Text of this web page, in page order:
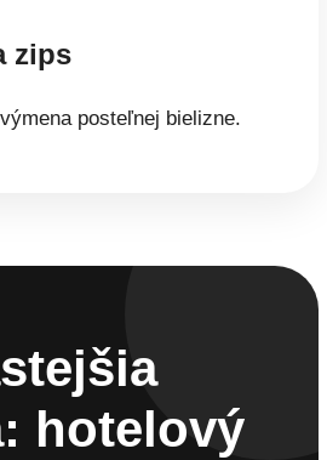
zips
posteľnej bielizne.
hotelový